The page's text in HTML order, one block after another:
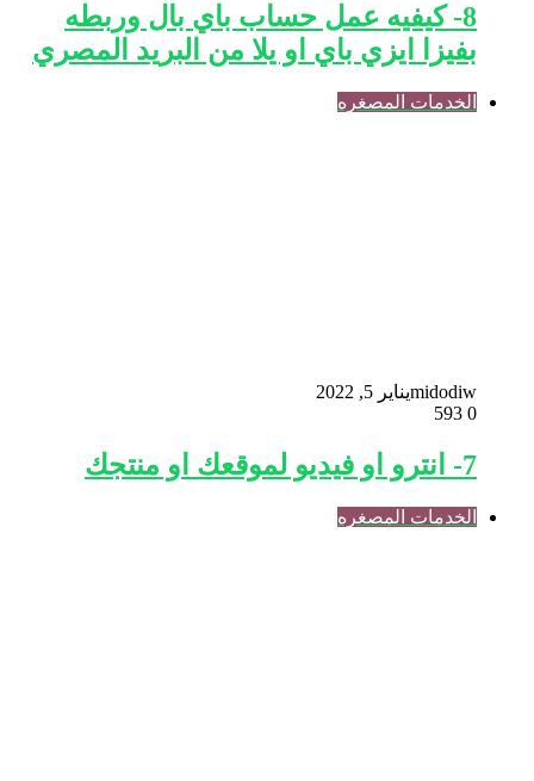
8- كيفيه عمل حساب باي بال وربطه
بفيزا ايزي باي او يلا من البريد المصري
الخدمات المصغره
midodiwيناير 5, 2022
0
7- انترو او فيديو لموقعك او منتجك
الخدمات المصغره